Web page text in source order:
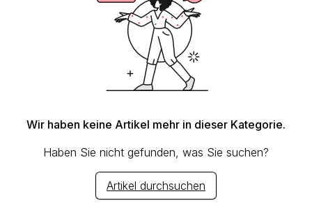
Wir haben keine Artikel mehr in dieser Kategorie.
Haben Sie nicht gefunden, was Sie suchen?
Artikel durchsuchen